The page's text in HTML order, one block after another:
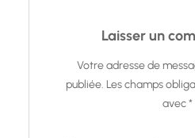
Laisser un
Votre adresse de
publiée. Les champs
avec*